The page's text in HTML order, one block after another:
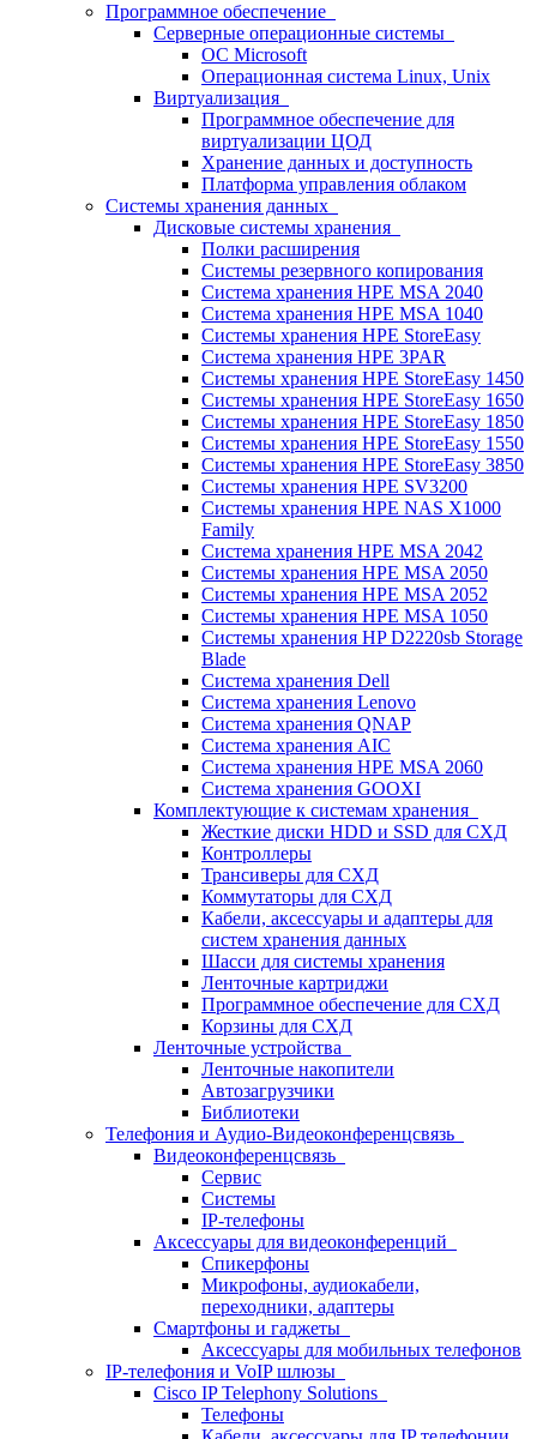
Программное обеспечение
Серверные операционные системы
ОС Microsoft
Операционная система Linux, Unix
Виртуализация
Программное обеспечение для
виртуализации ЦОД
Хранение данных и доступность
Платформа управления облаком
Системы хранения данных
Дисковые системы хранения
Полки расширения
Системы резервного копирования
Система хранения HPE MSA 2040
Система хранения HPE MSA 1040
Системы хранения HPE StoreEasy
Система хранения HPE 3PAR
Системы хранения HPE StoreEasy 1450
Системы хранения HPE StoreEasy 1650
Системы хранения HPE StoreEasy 1850
Системы хранения HPE StoreEasy 1550
Системы хранения HPE StoreEasy 3850
Системы хранения HPE SV3200
Системы хранения HPE NAS X1000
Family
Система хранения HPE MSA 2042
Системы хранения HPE MSA 2050
Системы хранения HPE MSA 2052
Системы хранения HPE MSA 1050
Системы хранения HP D2220sb Storage
Blade
Система хранения Dell
Система хранения Lenovo
Система хранения QNAP
Система хранения AIC
Система хранения HPE MSA 2060
Система хранения GOOXI
Комплектующие к системам хранения
Жесткие диски HDD и SSD для СХД
Контроллеры
Трансиверы для СХД
Коммутаторы для СХД
Кабели, аксессуары и адаптеры для
систем хранения данных
Шасси для системы хранения
Ленточные картриджи
Программное обеспечение для СХД
Корзины для СХД
Ленточные устройства
Ленточные накопители
Автозагрузчики
Библиотеки
Телефония и Аудио-Видеоконференцсвязь
Видеоконференцсвязь
Сервис
Системы
IP-телефоны
Аксессуары для видеоконференций
Спикерфоны
Микрофоны, аудиокабели,
переходники, адаптеры
Смартфоны и гаджеты
Аксессуары для мобильных телефонов
IP-телефония и VoIP шлюзы
Cisco IP Telephony Solutions
Телефоны